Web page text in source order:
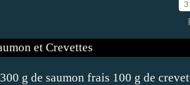
g de saumon frais 100 g de